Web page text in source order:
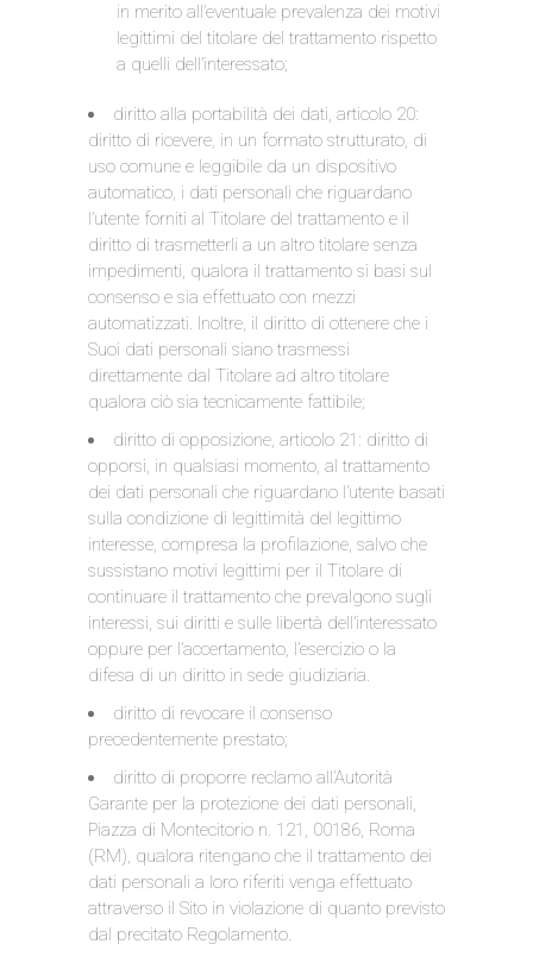
in merito all’eventuale prevalenza dei motivi
legittimi del titolare del trattamento rispetto
a quelli dell’interessato;
diritto alla portabilità dei dati, articolo 20:
diritto di ricevere, in un formato strutturato, di
uso comune e leggibile da un dispositivo
automatico, i dati personali che riguardano
l’utente forniti al Titolare del trattamento e il
diritto di trasmetterli a un altro titolare senza
impedimenti, qualora il trattamento si basi sul
consenso e sia effettuato con mezzi
automatizzati. Inoltre, il diritto di ottenere che i
Suoi dati personali siano trasmessi
direttamente dal Titolare ad altro titolare
qualora ciò sia tecnicamente fattibile;
diritto di opposizione, articolo 21: diritto di
opporsi, in qualsiasi momento, al trattamento
dei dati personali che riguardano l’utente basati
sulla condizione di legittimità del legittimo
interesse, compresa la profilazione, salvo che
sussistano motivi legittimi per il Titolare di
continuare il trattamento che prevalgono sugli
interessi, sui diritti e sulle libertà dell’interessato
oppure per l’accertamento, l’esercizio o la
difesa di un diritto in sede giudiziaria.
diritto di revocare il consenso
precedentemente prestato;
diritto di proporre reclamo all’Autorità
Garante per la protezione dei dati personali,
Piazza di Montecitorio n. 121, 00186, Roma
(RM), qualora ritengano che il trattamento dei
dati personali a loro riferiti venga effettuato
attraverso il Sito in violazione di quanto previsto
dal precitato Regolamento.